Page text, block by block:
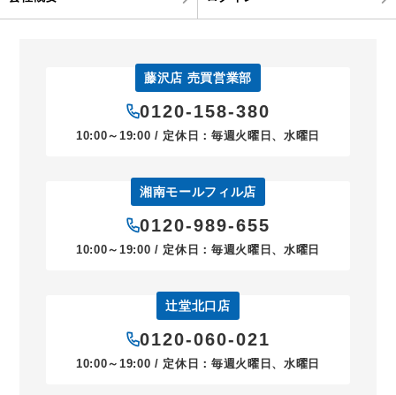
藤沢店 売買営業部
0120-158-380
10:00～19:00 / 定休日：毎週火曜日、水曜日
湘南モールフィル店
0120-989-655
10:00～19:00 / 定休日：毎週火曜日、水曜日
辻堂北口店
0120-060-021
10:00～19:00 / 定休日：毎週火曜日、水曜日